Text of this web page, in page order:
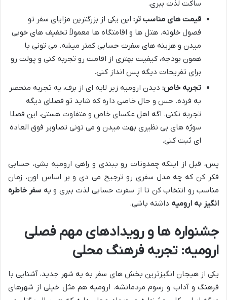
ساکت لذت ببری.
قیمت های مناسب تر: این یکی از بزرگترین مزایای سفر تو
فصول خلوته. هتل ها و اقامتگاه ها معمولاً تخفیف های خوبی
میدن و هزینه های سفرت حسابی کمتر میشه. می تونی با
همون بودجه، کیفیت بهتری از اقامت رو تجربه کنی و پولت رو
برای تفریحات دیگه پس انداز کنی.
تجربه خاص: دیدن ارومیه زیر لایه ای از برف، یه تجربه منحصر
به فرده. حس و حال خاصی داره که شاید تو فصلای دیگه
تجربه نکنی. اگه اهل عکسای خاص و متفاوت هستی، این فصلا
سوژه های بی نظیری بهت میدن و می تونی تصاویر فوق العاده
ای ثبت کنی.
پس، قبل از اینکه چمدونات رو ببندی و راهی ارومیه بشی، حسابی
فکر کن که چه مدل سفری رو ترجیح می دی و بر اساس اون، زمان
مناسب رو انتخاب کن تا از سفرت حسابی لذت ببری و یه سفر خاطره
انگیز به ارومیه داشته باشی.
جشنواره ها و رویدادهای مهم فصلی
ارومیه: تجربه فرهنگ محلی
یکی از هیجان انگیزترین بخش های سفر به یه شهر جدید، آشنایی با
فرهنگ و آداب و رسوم مردمانشه. ارومیه هم مثل خیلی از شهرهای